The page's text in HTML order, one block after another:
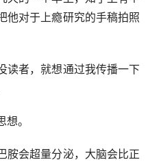
他对于上瘾研究的手稿拍照
读者，就想通过我传播一下
。
胺会超量分泌，大脑会比正